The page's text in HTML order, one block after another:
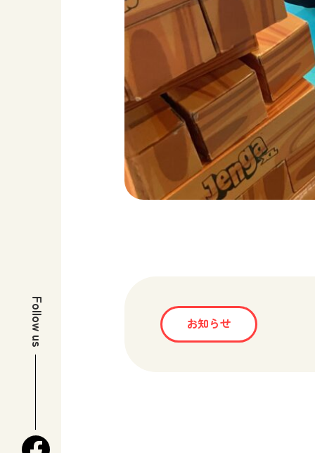
Follow us お知らせ